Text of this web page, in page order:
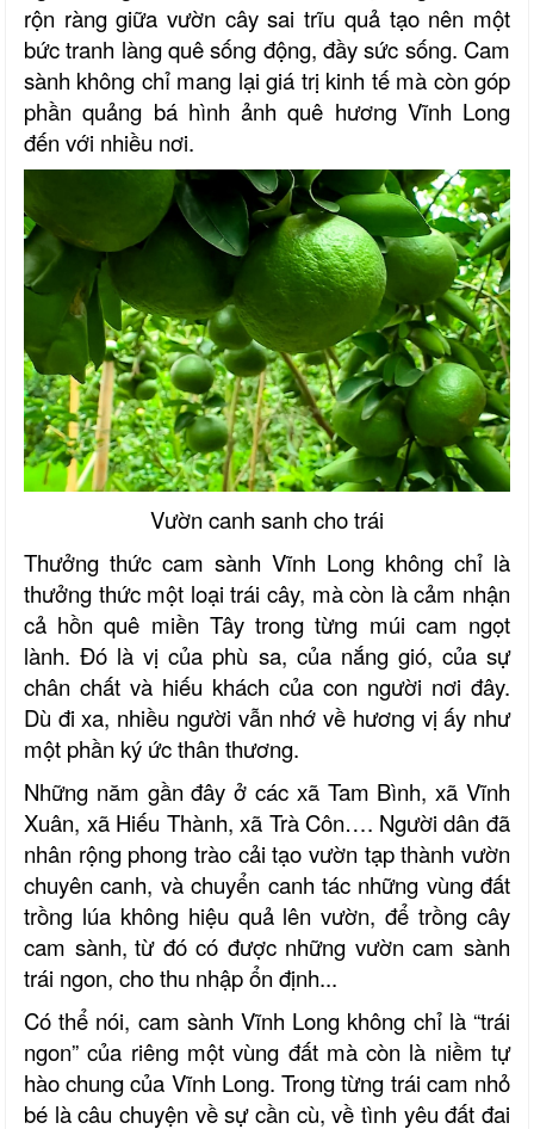
rộn ràng giữa vườn cây sai trĩu quả tạo nên một
bức tranh làng quê sống động, đầy sức sống. Cam
sành không chỉ mang lại giá trị kinh tế mà còn góp
phần quảng bá hình ảnh quê hương Vĩnh Long
đến với nhiều nơi.
Vườn canh sanh cho trái
Thưởng thức cam sành Vĩnh Long không chỉ là
thưởng thức một loại trái cây, mà còn là cảm nhận
cả hồn quê miền Tây trong từng múi cam ngọt
lành. Đó là vị của phù sa, của nắng gió, của sự
chân chất và hiếu khách của con người nơi đây.
Dù đi xa, nhiều người vẫn nhớ về hương vị ấy như
một phần ký ức thân thương.
Những năm gần đâyở các xã Tam Bình, xã Vĩnh
Xuân, xã Hiếu Thành, xã Trà Côn…. Người dân đã
nhân rộng phong trào cải tạo vườn tạp thành vườn
chuyên canh, và chuyển canh tác những vùng đất
trồng lúa không hiệu quả lên vườn, để trồng cây
cam sành, từ đó có được những vườn cam sành
trái ngon, cho thu nhập ổn định...
Có thể nói, cam sành Vĩnh Long không chỉ là “trái
ngon” của riêng mộtvùng đất mà còn là niềm tự
hào chung của Vĩnh Long. Trong từng trái cam nhỏ
bé là câu chuyện về sự cần cù, về tình yêu đất đai